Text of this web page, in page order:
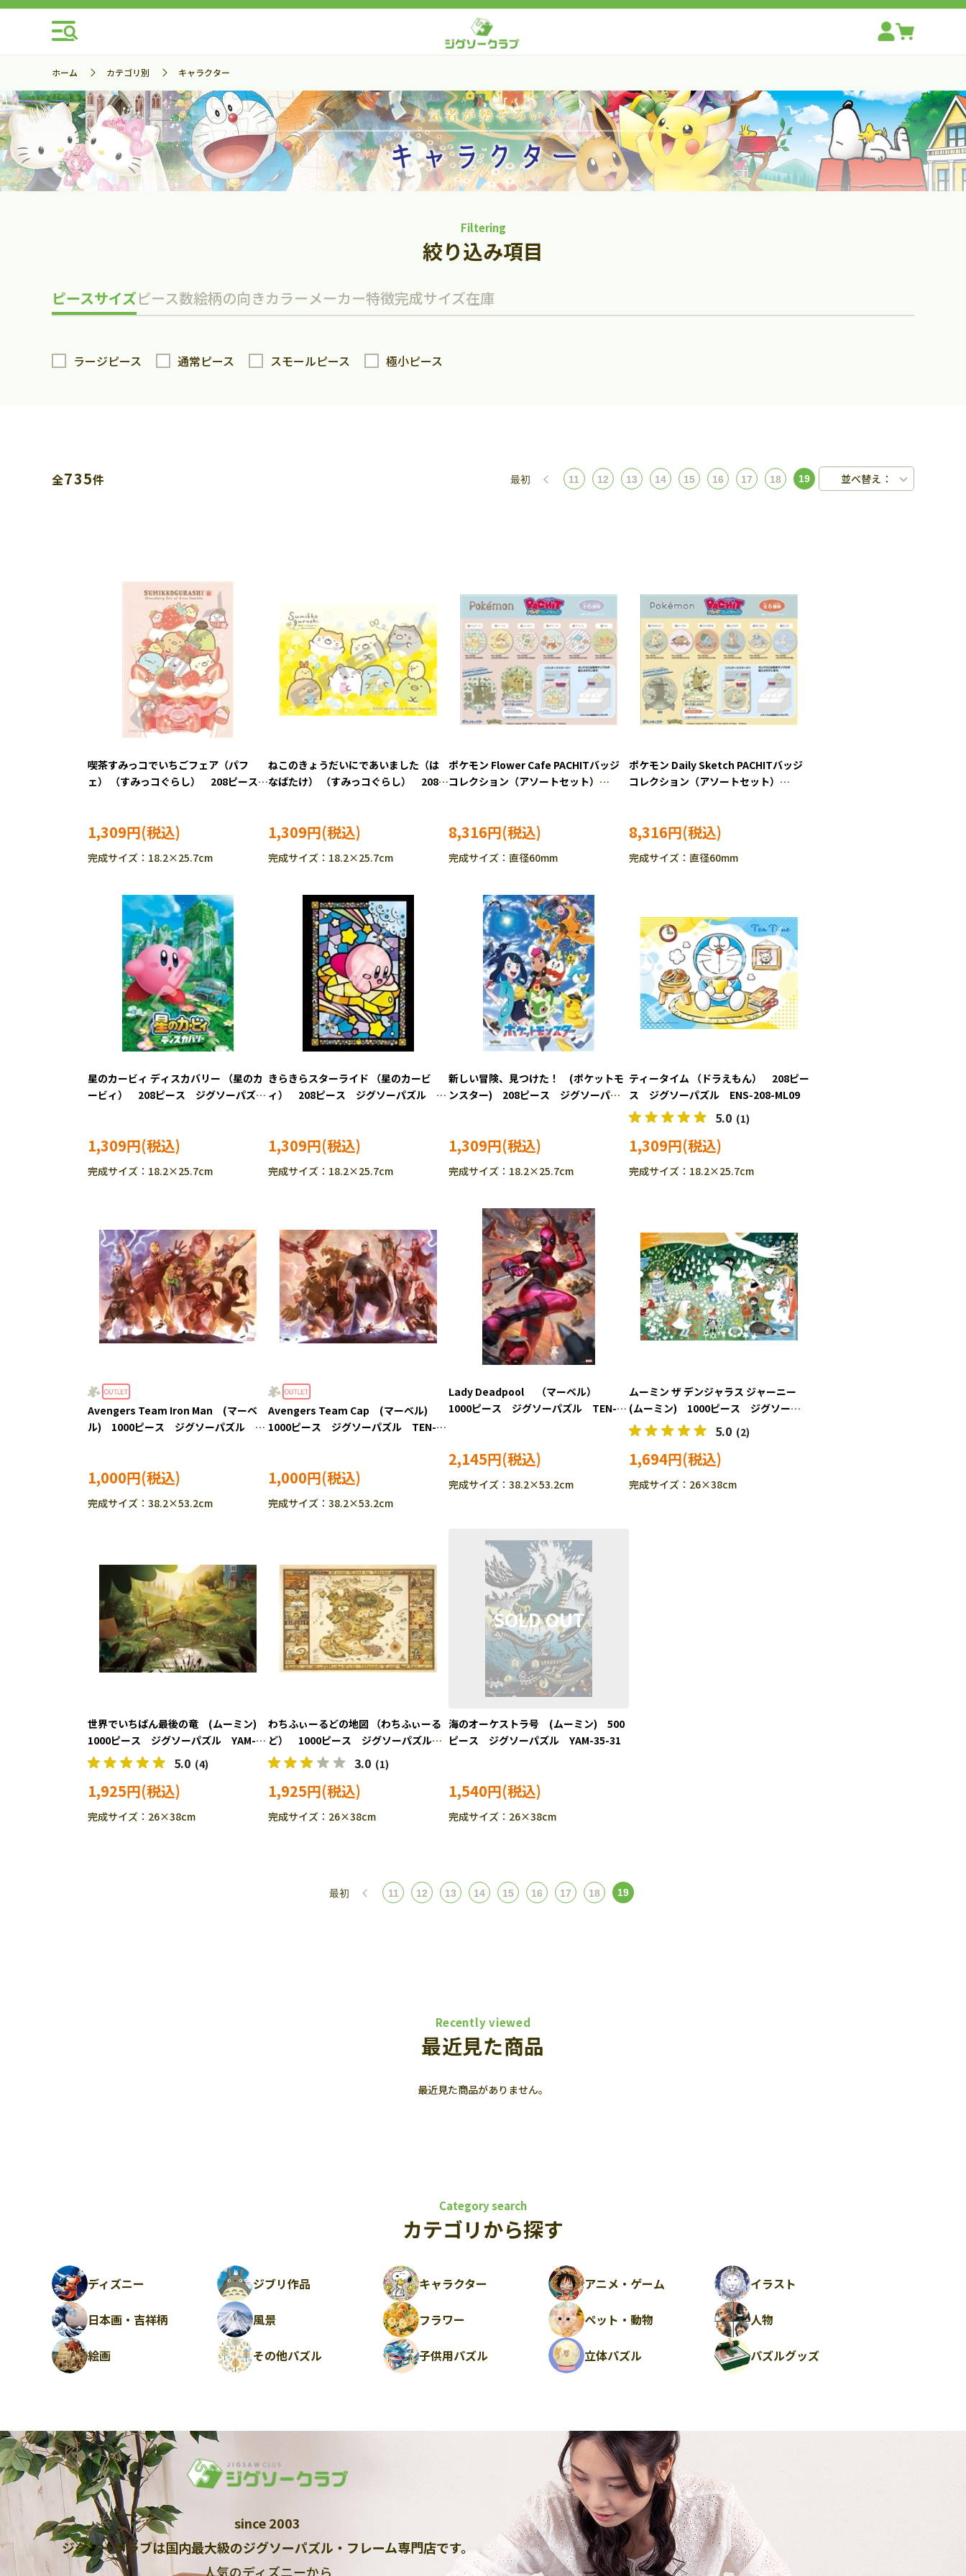
ホーム カテゴリ別 キャラクター
Filtering
絞り込み項目
ピースサイズピース数絵柄の向きカラーメーカー特徴完成サイズ在庫
ラージピース 通常ピース スモールピース 極小ピース
全735件 最初 11 12 13 14 15 16 17 18 19 並べ替え：
喫茶すみっコでいちごフェア（パフ
ェ） （すみっコぐらし） 208ピース
1,309円
完成サイズ：18.2×25.7cm
ねこのきょうだいにであいました（は
なばたけ） （すみっコぐらし） 208ピ
1,309円
完成サイズ：18.2×25.7cm
ポケモン Flower Cafe PACHITバッジ
コレクション（アソートセット）
［CP-PO］
8,316円
完成サイズ：直径60mm
ポケモン Daily Sketch PACHITバッジ
コレクション（アソートセット）
［CP-PO］
8,316円
完成サイズ：直径60mm
星のカービィ ディスカバリー （星のカ
ービィ） 208ピース ジグソーパズ
1,309円
完成サイズ：18.2×25.7cm
きらきらスターライド （星のカービ
ィ） 208ピース ジグソーパズル
1,309円
完成サイズ：18.2×25.7cm
新しい冒険、見つけた！ (ポケットモ
ンスター) 208ピース ジグソーパズ
1,309円
完成サイズ：18.2×25.7cm
ティータイム （ドラえもん） 208ピー
ス ジグソーパズル ENS-208-ML09
5.0 (1)
1,309円
完成サイズ：18.2×25.7cm
Avengers Team Iron Man (マーベ
ル) 1000ピース ジグソーパズル
1,000円
完成サイズ：38.2×53.2cm
Avengers Team Cap (マーベル)
1000ピース ジグソーパズル TEN-
1,000円
完成サイズ：38.2×53.2cm
Lady Deadpool （マーベル）
1000ピース ジグソーパズル TEN-
2,145円
完成サイズ：38.2×53.2cm
ムーミン ザ デンジャラス ジャーニー
(ムーミン) 1000ピース ジグソーパ
ズル YAM-13-09
5.0 (2)
1,694円
完成サイズ：26×38cm
世界でいちばん最後の竜 (ムーミン)
1000ピース ジグソーパズル YAM-
13-18
5.0 (4)
1,925円
完成サイズ：26×38cm
わちふぃーるどの地図 （わちふぃーる
ど） 1000ピース ジグソーパズル
YAM-13-19
3.0 (1)
1,925円
完成サイズ：26×38cm
海のオーケストラ号 (ムーミン) 500
ピース ジグソーパズル YAM-35-31
1,540円
完成サイズ：26×38cm
最初 11 12 13 14 15 16 17 18 19
Recently viewed
最近見た商品
最近見た商品がありません。
Category search
カテゴリから探す
ディズニー ジブリ作品 キャラクター アニメ・ゲーム イラスト
日本画・吉祥柄 風景 フラワー ペット・動物 人物
絵画 その他パズル 子供用パズル 立体パズル パズルグッズ
since 2003
ジグソークラブは国内最大級のジグソーパズル・フレーム専門店です。
人気のディズニーから